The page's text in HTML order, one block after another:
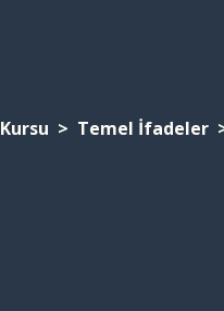
Temel İfadeler